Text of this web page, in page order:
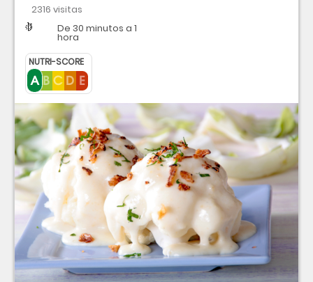
2316 visitas
Dificultad
Tiempo De 30 minutos a 1
hora
NUTRI-SCORE